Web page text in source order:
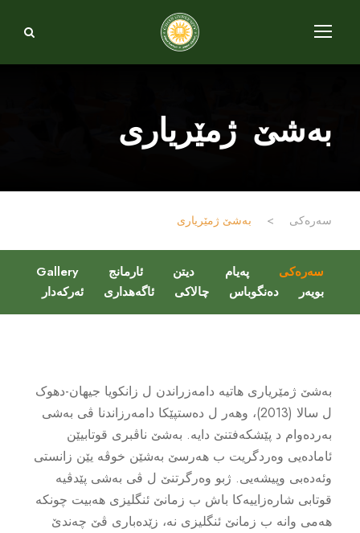
بەشێ ژمێریاری
سەرەکی > بەشێ ژمێریاری
سەرەکی پەیام دیتن ئارمانج
Gallery
بویەر
دەنگوباس چالاکی ئاگەهداری ئەرکەدار
بەشێ ژمێریارى هاتیە دامەزراندن ل زانکویا جیهان-دهوک
ل سالا (2013)، وهەر ل دەستپێکا دامەرزاندنا ڤى بەشى
بەردەوام د پێشکەفتنێ دایە. بەشێ ناڤبرى قوتابیێن
ئامادەیى وەردگریت ب هەرسێ بەشێن خوڤە یێن زانستى
وئەدەبى وپیشەیى. ژبو وەرگرتنێ ل ڤى بەشى پێدڤیە
قوتابى شارەزاییەکا باش ب زمانێ ئنگلیزى هەبیت چونکە
هەمى وانە ب زمانێ ئنگلیزى نە، زێدەبارى ڤێ چەندێ